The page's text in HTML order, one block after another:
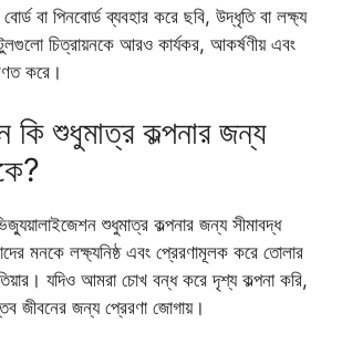
বা পিনবোর্ড ব্যবহার করে ছবি, উদ্ধৃতি বা লক্ষ্য
চিত্রায়নকে আরও কার্যকর, আকর্ষণীয় এবং
করে।
কি শুধুমাত্র কল্পনার জন্য
শুধুমাত্র কল্পনার জন্য সীমাবদ্ধ
মনকে লক্ষ্যনিষ্ঠ এবং প্রেরণামূলক করে তোলার
যদিও আমরা চোখ বন্ধ করে দৃশ্য কল্পনা করি,
জীবনের জন্য প্রেরণা জোগায়।